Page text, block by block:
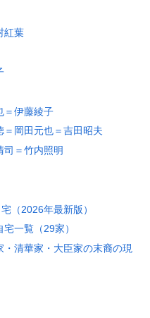
紅葉
＝伊藤綾子
＝岡田元也＝吉田昭夫
司＝竹内照明
（2026年最新版）
一覧（29家）
・清華家・大臣家の末裔の現